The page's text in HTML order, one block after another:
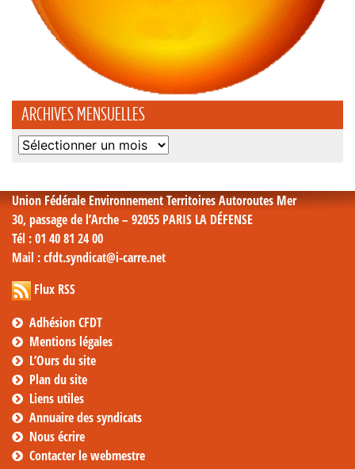
ARCHIVES MENSUELLES
Archives
Union Fédérale Environnement Territoires Autoroutes Mer
30, passage de l’Arche – 92055 PARIS LA DÉFENSE
Tél : 01 40 81 24 00
Mail : cfdt.syndicat@i-carre.net
Flux RSS
Adhésion CFDT
Mentions légales
L’Ours du site
Plan du site
Liens utiles
Annuaire des syndicats
Nous écrire
Contacter le webmestre